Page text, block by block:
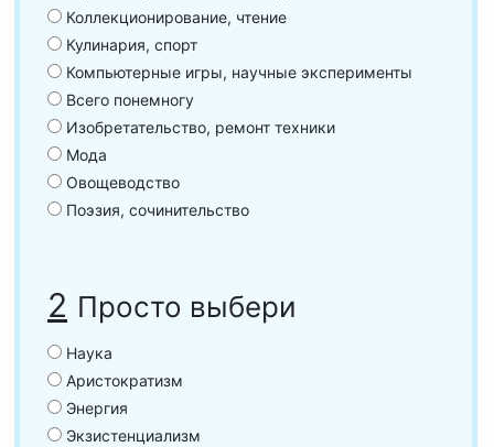
Коллекционирование, чтение
Кулинария, спорт
Компьютерные игры, научные эксперименты
Всего понемногу
Изобретательство, ремонт техники
Мода
Овощеводство
Поэзия, сочинительство
2 Просто выбери
Наука
Аристократизм
Энергия
Экзистенциализм